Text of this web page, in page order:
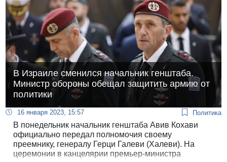
В Израиле сменился начальник генштаба.
Министр обороны обещал защитить армию от
политики
16 января 2023, 15:57 Политика
В понедельник начальник генштаба Авив Кохави
официально передал полномочия своему
преемнику, генералу Герци Галеви (Халеви). На
церемонии в канцелярии премьер-министра